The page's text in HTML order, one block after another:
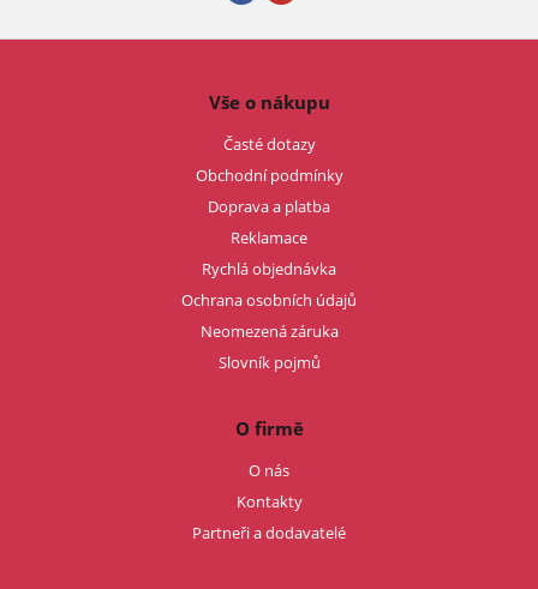
Vše o nákupu
Časté dotazy
Obchodní podmínky
Doprava a platba
Reklamace
Rychlá objednávka
Ochrana osobních údajů
Neomezená záruka
Slovník pojmů
O firmě
O nás
Kontakty
Partneři a dodavatelé